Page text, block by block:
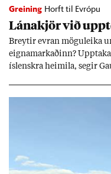
Greining Horft til Evrópu
Lána­kjör við
Breyt­ir evr­an mögu­leika
eigna­mark­að­inn?
ís­lenskra heim­ila, seg­ir